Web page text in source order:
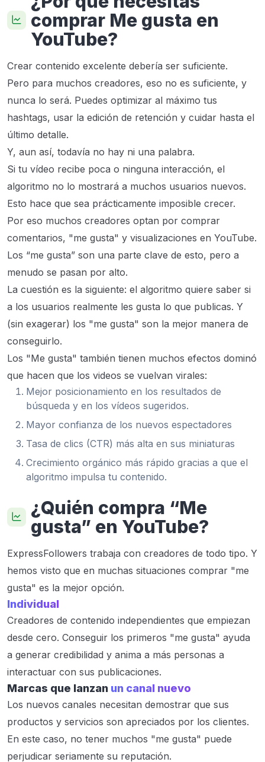
comprar Me gusta en
YouTube?
Crear contenido excelente debería ser suficiente.
Pero para muchos creadores, eso no es suficiente, y
nunca lo será. Puedes optimizar al máximo tus
hashtags, usar la edición de retención y cuidar hasta el
último detalle.
Y, aun así, todavía no hay ni una palabra.
Si tu vídeo recibe poca o ninguna interacción, el
algoritmo no lo mostrará a muchos usuarios nuevos.
Esto hace que sea prácticamente imposible crecer.
Por eso muchos creadores optan por comprar
comentarios, "me gusta" y visualizaciones en YouTube.
Los “me gusta” son una parte clave de esto, pero a
menudo se pasan por alto.
La cuestión es la siguiente: el algoritmo quiere saber si
a los usuarios realmente les gusta lo que publicas. Y
(sin exagerar) los "me gusta" son la mejor manera de
conseguirlo.
Los "Me gusta" también tienen muchos efectos dominó
que hacen que los videos se vuelvan virales:
Mejor posicionamiento en los resultados de
búsqueda y en los vídeos sugeridos.
Mayor confianza de los nuevos espectadores
Tasa de clics (CTR) más alta en sus miniaturas
Crecimiento orgánico más rápido gracias a que el
algoritmo impulsa tu contenido.
¿Quién compra “Me
gusta” en YouTube?
ExpressFollowers trabaja con creadores de todo tipo. Y
hemos visto que en muchas situaciones comprar "me
gusta" es la mejor opción.
Individual
Creadores de contenido independientes que empiezan
desde cero. Conseguir los primeros "me gusta" ayuda
a generar credibilidad y anima a más personas a
interactuar con sus publicaciones.
Marcas que lanzan un canal nuevo
Los nuevos canales necesitan demostrar que sus
productos y servicios son apreciados por los clientes.
En este caso, no tener muchos "me gusta" puede
perjudicar seriamente su reputación.